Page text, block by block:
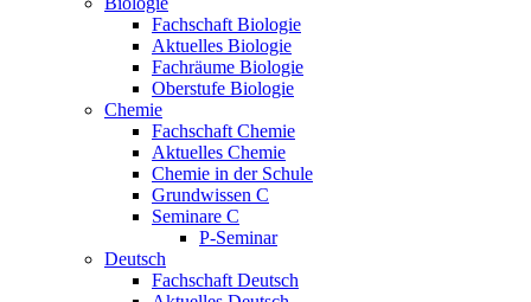
Fachschaft Biologie
Aktuelles Biologie
Fachräume Biologie
Oberstufe Biologie
Chemie
Fachschaft Chemie
Aktuelles Chemie
Chemie in der Schule
Grundwissen C
Seminare C
P-Seminar
Deutsch
Fachschaft Deutsch